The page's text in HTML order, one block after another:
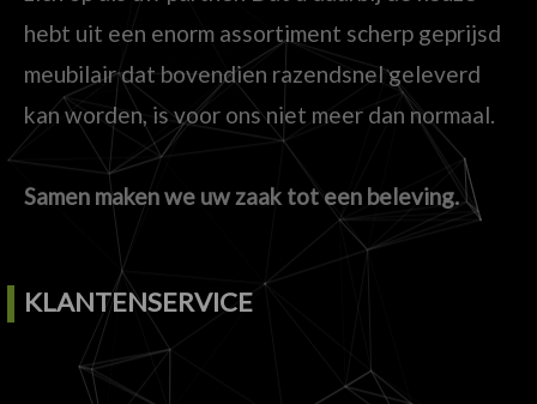
hebt uit een enorm assortiment scherp geprijsd
meubilair dat bovendien razendsnel geleverd
kan worden, is voor ons niet meer dan normaal.
Samen maken we uw zaak tot een beleving.
KLANTENSERVICE